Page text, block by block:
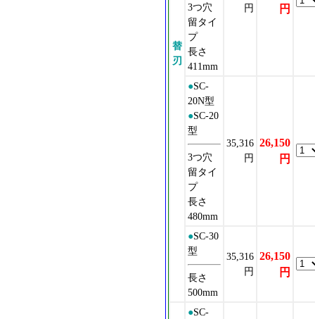
替
刃
3つ穴
留タイ
プ
長さ
411mm
円
円
●SC-
20N型
●SC-20
型
3つ穴
留タイ
プ
長さ
480mm
35,316
円
26,150
円
●SC-30
型
長さ
500mm
35,316
円
26,150
円
●SC-